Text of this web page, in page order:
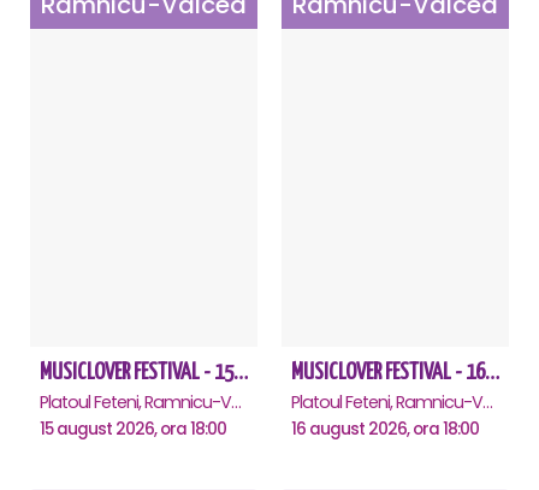
MUSICLOVER FESTIVAL - 15 AUGUST - CONNECT-R, DELIA, RON HEWITT, NICKI M, AURIKA
Platoul Feteni, Ramnicu-Valcea
15 august 2026, ora 18:00
MUSICLOVER FESTIVAL - 16 AUGUST - LEO DE LA ROSIORI SI MARCEL STEFANET & ETHNO REPUBLIC, TUDOR DEEJAY, VARER
Platoul Feteni, Ramnicu-Valcea
16 august 2026, ora 18:00